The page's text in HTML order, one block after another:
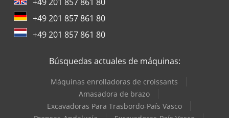
+49 201 857 861 80
+49 201 857 861 80
Búsquedas actuales de máquinas:
Máquinas enrolladoras de croissants
Amasadora de brazo
Excavadoras Para Trasbordo-País Vasco